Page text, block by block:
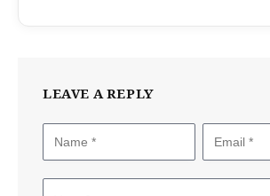
LEAVE A REPLY